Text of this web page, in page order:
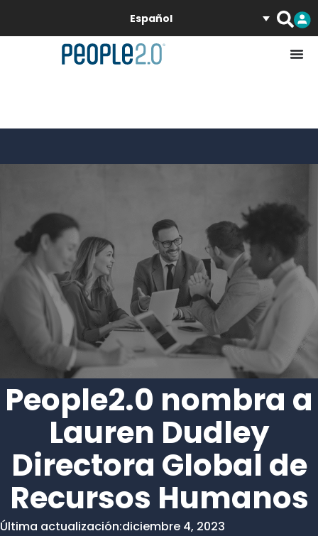
Español
People2.0 nombra a
Lauren Dudley
Directora Global de
Recursos Humanos
Última actualización:diciembre 4, 2023